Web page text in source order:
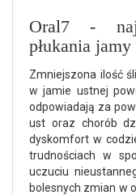
Oral7 -
płukania
Zmniejszona ilość
w jamie ustnej
odpowiadają za
ust oraz chorób
dyskomfort w
trudnościach w
uczuciu
bolesnych zmian w